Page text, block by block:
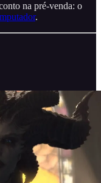
na pré-venda: o
.